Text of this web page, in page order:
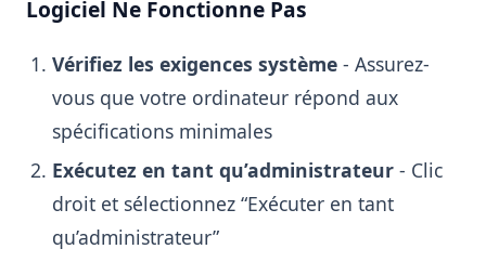
Logiciel Ne Fonctionne Pas
Vérifiez les exigences système - Assurez-
vous que votre ordinateur répond aux
spécifications minimales
Exécutez en tant qu’administrateur - Clic
droit et sélectionnez “Exécuter en tant
qu’administrateur”